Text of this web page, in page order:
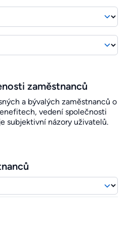
zaměstnanců
a bývalých zaměstnanců o
vedení společnosti
subjektivní názory uživatelů.